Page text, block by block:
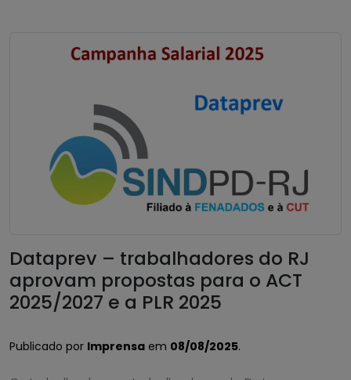
Dataprev – trabalhadores do RJ
aprovam propostas para o ACT
2025/2027 e a PLR 2025
Publicado por Imprensa em 08/08/2025.